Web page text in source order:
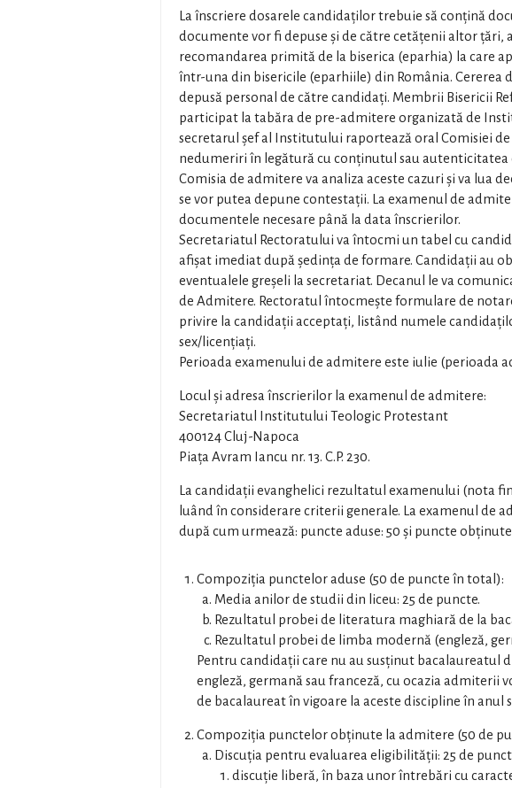
La înscriere dosarele candidaților trebuie să conțină
documente vor fi depuse şi de către cetățenii altor țări,
recomandarea primită de la biserica (eparhia) la care
într-una din bisericile (eparhiile) din România. Cererea
depusă personal de către candidați. Membrii Bisericii
participat la tabăra de pre-admitere organizată de
secretarul șef al Institutului raportează oral Comisiei
nedumeriri în legătură cu conținutul sau
Comisia de admitere va analiza aceste cazuri și va lua
se vor putea depune contestații. La examenul de
documentele necesare până la data înscrierilor.
Secretariatul Rectoratului va întocmi un tabel cu
afișat imediat după ședința de formare. Candidații au
eventualele greşeli la secretariat. Decanul le va
de Admitere. Rectoratul întocmeşte formulare de
privire la candidaţii acceptaţi, listând numele
sex/licenţiaţi.
Perioada examenului de admitere este iulie (perioada
Locul şi adresa înscrierilor la examenul de admitere:
Secretariatul Institutului Teologic Protestant
400124 Cluj-Napoca
Piaţa Avram Iancu nr. 13. C.P. 230.
La candidaţii evanghelici rezultatul examenului (nota
luând în considerare criterii generale. La examenul de
după cum urmează: puncte aduse: 50 și puncte
Compoziţia punctelor aduse (50 de puncte în total):
Media anilor de studii din liceu: 25 de puncte.
Rezultatul probei de literatura maghiară de la
Rezultatul probei de limba modernă (engleză,
Pentru candidaţii care nu au susţinut bacalaureatul
engleză, germană sau franceză, cu ocazia admiterii
de bacalaureat în vigoare la aceste discipline în
Compoziţia punctelor obţinute la admitere (50 de
Discuţia pentru evaluarea eligibilităţii: 25 de
discuţie liberă, în baza unor întrebări cu